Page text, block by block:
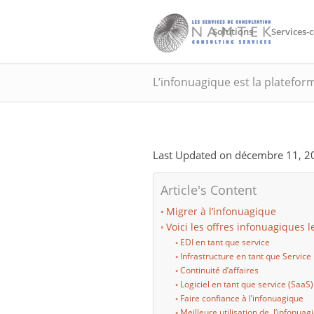
Solutions Services-
L’infonuagique est la
Last Updated on décembre 11,
Article's Content
Migrer à l’infonuagique
Voici les offres infonuagiques
EDI en tant que service
Infrastructure en tant que Service
Continuité d’affaires
Logiciel en tant que service (SaaS)
Faire confiance à l’infonuagique